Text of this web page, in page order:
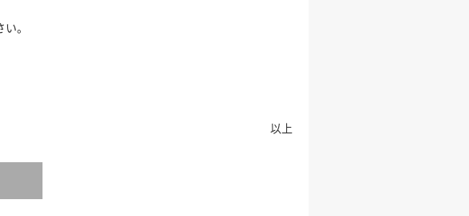
。
以上